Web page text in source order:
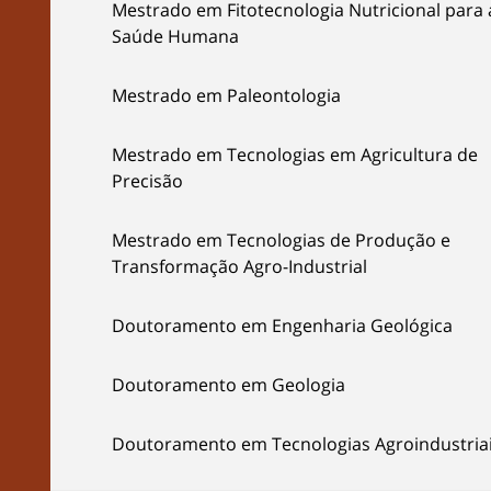
Mestrado em Fitotecnologia Nutricional para
Saúde Humana
Mestrado em Paleontologia
Mestrado em Tecnologias em Agricultura de
Precisão
Mestrado em Tecnologias de Produção e
Transformação Agro-Industrial
Doutoramento em Engenharia Geológica
Doutoramento em Geologia
Doutoramento em Tecnologias